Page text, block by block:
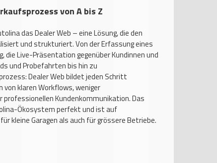
von A bis Z
das Dealer Web – eine Lösung, die den
und strukturiert. Von der Erfassung eines
die Live-Präsentation gegenüber Kundinnen und
und Probefahrten bis hin zu
Dealer Web bildet jeden Schritt
klaren Workflows, weniger
Kundenkommunikation. Das
Ökosystem perfekt und ist auf
kleine Garagen als auch für grössere Betriebe.